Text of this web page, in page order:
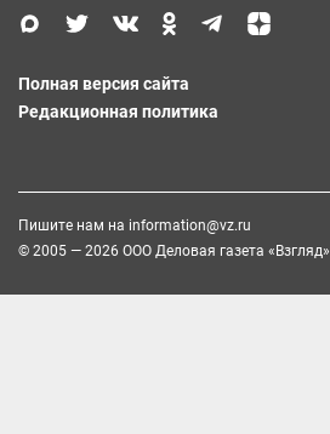
Полная версия сайта
Редакционная политика
Пишите нам на information@vz.ru
© 2005 — 2026 ООО Деловая газета «Взгляд»